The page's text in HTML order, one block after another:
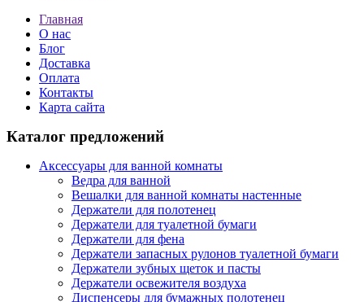
Главная
О нас
Блог
Доставка
Оплата
Контакты
Карта сайта
Каталог предложений
Аксессуары для ванной комнаты
Ведра для ванной
Вешалки для ванной комнаты настенные
Держатели для полотенец
Держатели для туалетной бумаги
Держатели для фена
Держатели запасных рулонов туалетной бумаги
Держатели зубных щеток и пасты
Держатели освежителя воздуха
Диспенсеры для бумажных полотенец